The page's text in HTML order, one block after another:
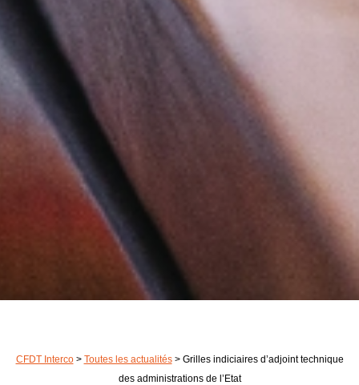
CFDT Interco> Toutes les actualités> Grilles indiciaires d’adjoint technique
des administrations de l’Etat